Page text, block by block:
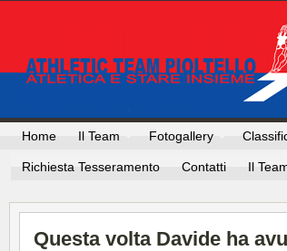
Home Il Team Fotogallery
Richiesta Tesseramento Contatti Il
Questa volta Davide ha